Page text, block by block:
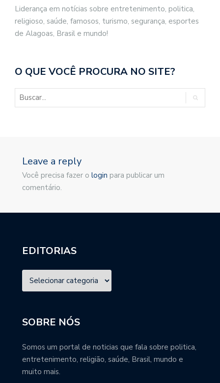
Liderança em notícias sobre entretenimento, politica,
religioso, saúde, famosos, turismo, segurança, esportes
de Alagoas, Brasil e mundo!
O QUE VOCÊ PROCURA NO SITE?
Leave a reply
Você precisa fazer o login para publicar um
comentário.
EDITORIAS
SOBRE NÓS
Somos um portal de noticias que fala sobre politica,
entretenimento, religião, saúde, Brasil, mundo e
muito mais.